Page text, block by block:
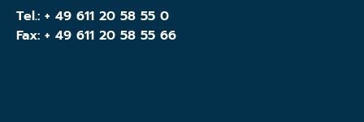
Tel.: + 49 611 20 58 55 0
Fax: + 49 611 20 58 55 66